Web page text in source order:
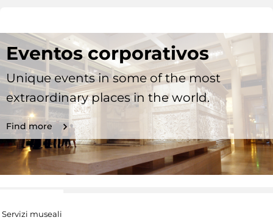
Eventos corporativos
Unique events in some of the most
extraordinary places in the world.
Find more
Servizi museali